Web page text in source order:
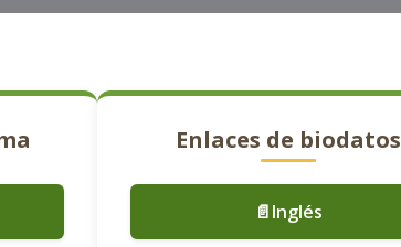
Enlaces de biodatos
📄Inglés